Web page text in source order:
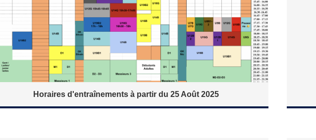
Horaires d'entraînements à partir du 25 Août 2025